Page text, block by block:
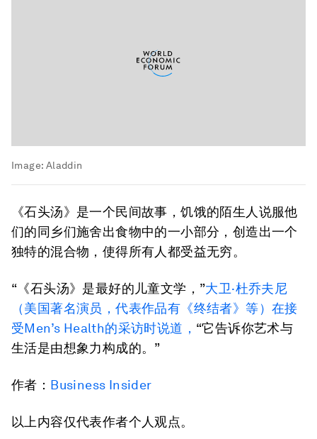
Image: Aladdin
《石头汤》是一个民间故事，饥饿的陌生人说服他
们的同乡们施舍出食物中的一小部分，创造出一个
独特的混合物，使得所有人都受益无穷。
“《石头汤》是最好的儿童文学，”大卫·杜乔夫尼
（美国著名演员，代表作品有《终结者》等）在接
受Men’s Health的采访时说道， “它告诉你艺术与
生活是由想象力构成的。”
作者： Business Insider
以上内容仅代表作者个人观点。